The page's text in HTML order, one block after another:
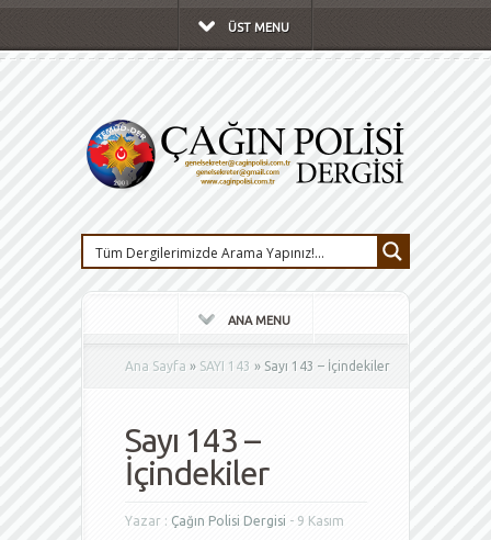
ÜST MENU
ANA MENU
Ana Sayfa » SAYI 143 » Sayı 143 – İçindekiler
Sayı 143 –
İçindekiler
Yazar : Çağın Polisi Dergisi - 9 Kasım